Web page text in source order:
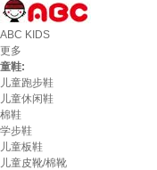
ABC KIDS
更多
童鞋:
儿童跑步鞋
儿童休闲鞋
棉鞋
学步鞋
儿童板鞋
儿童皮靴/棉靴